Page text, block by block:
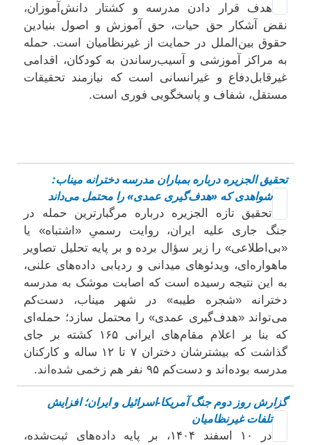
هدف قرار دادن مدرسه و کشتار دانش‌آموزان،
نقض آشکار حق حیات، حق آموزش و اصول بنیادین
حقوق بین‌الملل در حمایت از غیرنظامیان است. حمله
به مراکز آموزشی و آسیب‌رساندن به کودکان، اقدامی
غیرقابل‌دفاع و غیرانسانی است که نیازمند تحقیقات
مستقل، شفاف و پاسخگویی فوری است.
تحقیق الجزیره درباره بمباران مدرسه دخترانه میناب:
شواهدی که «هدف‌گیری عمدی» را محتمل می‌داند
تحقیق تازه الجزیره درباره مرگبارترین حمله در
جنگ جاری علیه ایران، روایت رسمیِ «اشتباه» یا
«بی‌اطلاعی» را زیر سؤال برده و بر پایه تحلیل تصاویر
ماهواره‌ای، ویدئوهای میدانی و ردیابی داده‌های علنی،
به این نتیجه رسیده است که اصابت موشک به مدرسه
دخترانه «شجره طیبه» در شهر میناب، دست‌کم
می‌تواند «هدف‌گیری عمدی» را محتمل سازد؛ حمله‌ای
که بنا بر اعلام مقام‌های ایرانی ۱۶۵ کشته بر جای
گذاشت که بیشترشان دختران ۷ تا ۱۲ ساله و کارکنان
مدرسه بوده‌اند و دست‌کم ۹۵ نفر هم زخمی شده‌اند.
گزارش روز دوم جنگ آمریکا-اسرائیل و ایران؛ افزایش
تلفات غیرنظامیان
در ۱۰ اسفند ۱۴۰۴، بر پایه داده‌های ثبت‌شده،